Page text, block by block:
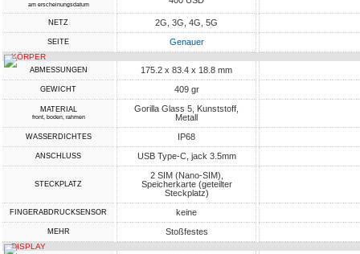
am erscheinungsdatum
NETZ 2G, 3G, 4G, 5G
SEITE Genauer
KÖRPER
ABMESSUNGEN 175.2 x 83.4 x 18.8 mm
GEWICHT 409 gr
MATERIAL
front, boden, rahmen
Gorilla Glass 5, Kunststoff,
Metall
WASSERDICHTES IP68
ANSCHLUSS USB Type-C, jack 3.5mm
STECKPLATZ
2 SIM (Nano-SIM),
Speicherkarte (geteilter
Steckplatz)
FINGERABDRUCKSENSOR keine
MEHR Stoßfestes
DISPLAY